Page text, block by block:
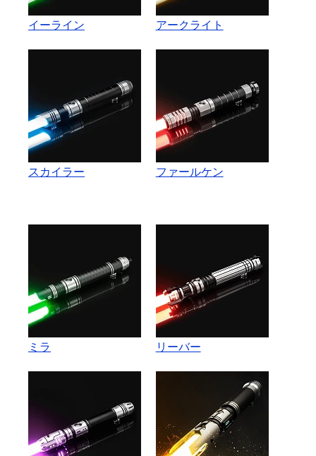
イーライン アークライト
スカイラー ファールケン
ミラ リーバー